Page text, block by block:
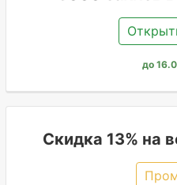
до
Скидка 13% на